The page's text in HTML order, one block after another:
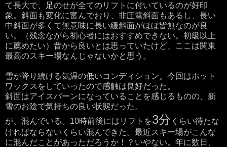
て長大で、足のせが全てのリフトに付いているのが好印
象。斜面も変化に富んでおり、非圧雪斜面もあるし、長い
中斜面が多くて無意味に長い緩斜面がほぼ皆無なのが良
い。（残念ながら初心者にはおすすめできない。初級以上
に薦めたい）昔から良いとは思っていたけど、ここは関東
最高のスキー場なんじゃないかと思う。
雪が降り続ける気温の低いコンディション。今回はホット
ワックスをしていったので感触は良好だった。
斜面はアイスバーンになっていることを感じるものの、新
雪のお陰で気持ちの良い状態だった。
が、混んでいる。10時前後にはリフトを3分 くらい待たな
ければならないくらい混んできた。最近スキー場がこんな
に混んだことがあっただろうか！？いやない。年に数日、